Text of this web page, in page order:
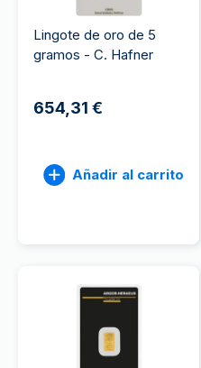
Lingote de oro de 5
gramos - C. Hafner
654,31 €
Añadir al carrito